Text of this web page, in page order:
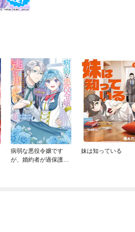
病弱な悪役令嬢です
が、婚約者が過保護す
妹は知っている